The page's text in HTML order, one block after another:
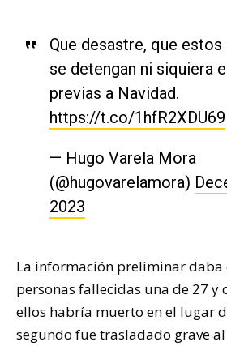
Que desastre, que
se detengan ni siquiera
previas a Navidad.
https://t.co/1hfR2XDU69
— Hugo Varela Mora
(@hugovarelamora)
2023
La información preliminar daba
personas fallecidas una de 27 y
ellos habría muerto en el lugar
segundo fue trasladado grave al